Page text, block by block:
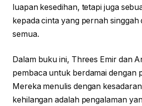
luapan kesedihan, tetapi juga
kepada cinta yang pernah singgah
semua.
Dalam buku ini, Threes Emir dan
pembaca untuk berdamai dengan
Mereka menulis dengan
kehilangan adalah pengalaman